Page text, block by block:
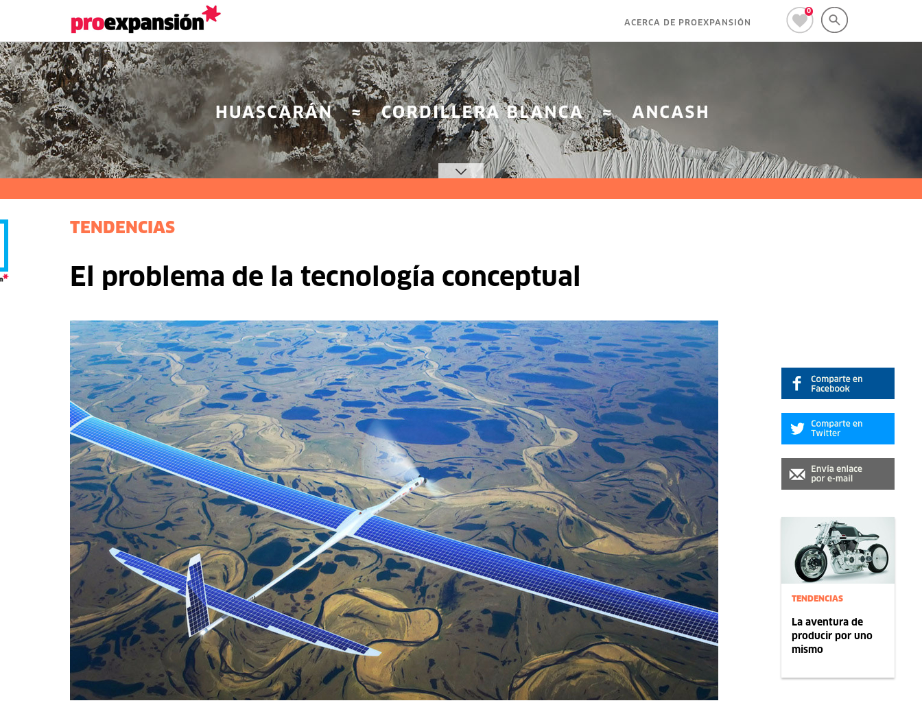
0
ACERCA DE PROEXPANSIÓN
TENDENCIAS
La aventura de
producir por uno
mismo
TENDENCIAS
El problema de la tecnología conceptual